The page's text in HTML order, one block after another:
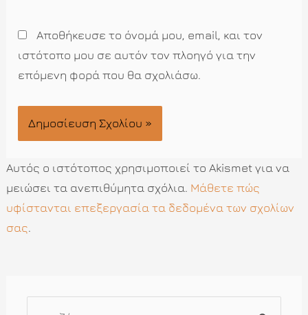
Αποθήκευσε το όνομά μου, email, και τον
ιστότοπο μου σε αυτόν τον πλοηγό για την
επόμενη φορά που θα σχολιάσω.
Αυτός ο ιστότοπος χρησιμοποιεί το Akismet για να
μειώσει τα ανεπιθύμητα σχόλια. Μάθετε πώς
υφίστανται επεξεργασία τα δεδομένα των σχολίων
σας.